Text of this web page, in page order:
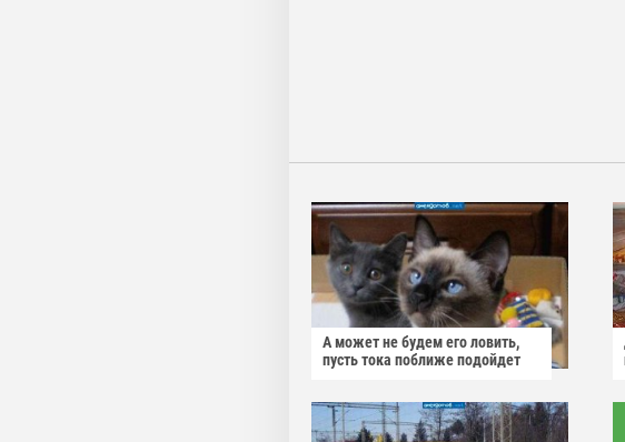
А может не будем его ловить,
пусть тока поближе подойдет